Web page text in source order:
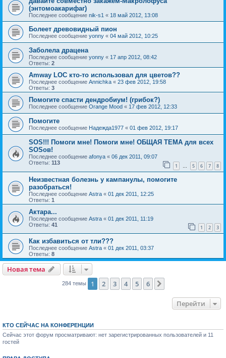
(энтомоакарифаг)
Последнее сообщение nik-s1 « 18 май 2012, 13:08
Болеет древовидный пион
Последнее сообщение yonny « 04 май 2012, 10:25
Заболела драцена
Последнее сообщение yonny « 17 апр 2012, 08:42
Ответы: 2
Amway LOC кто-то использовал для цветов??
Последнее сообщение Annichka « 23 фев 2012, 19:58
Ответы: 3
Помогите спасти дендробиум! (грибок?)
Последнее сообщение Orange Mood « 17 фев 2012, 12:33
Помогите
Последнее сообщение Надежда1977 « 01 фев 2012, 19:17
SOS!!! Помоги мне! Помоги мне! ОБЩАЯ ТЕМА для всех
SOSов!
Последнее сообщение afonya « 06 дек 2011, 09:07
Ответы: 113 1 … 5 6 7 8
Неизвестная болезнь у кампанулы, помогите
разобраться!
Последнее сообщение Astra « 01 дек 2011, 12:25
Ответы: 1
Актара...
Последнее сообщение Astra « 01 дек 2011, 11:19
Ответы: 41 1 2 3
Как избавиться от тли???
Последнее сообщение Astra « 01 дек 2011, 03:37
Ответы: 8
Новая тема
284 темы 1 2 3 4 5 6
Перейти
КТО СЕЙЧАС НА КОНФЕРЕНЦИИ
Сейчас этот форум просматривают: нет зарегистрированных пользователей и 11
гостей